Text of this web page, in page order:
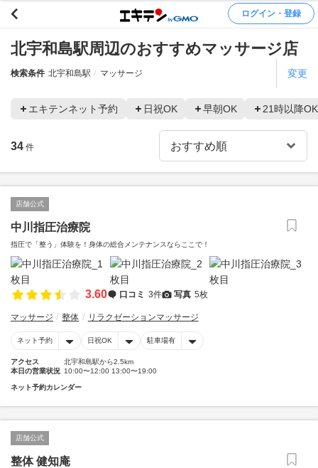
ログイン・登録
北宇和島駅周辺のおすすめマッサージ店
検索条件 北宇和島駅 マッサージ 変更
エキテンネット予約 日祝OK 早朝OK 21時以降OK
34 件
店舗公式
中川指圧治療院
指圧で「整う」体験を！身体の総合メンテナンスならここで！
3.60 口コミ 3件 写真 5枚
マッサージ 整体 リラクゼーションマッサージ
ネット予約 日祝OK 駐車場有
アクセス
北宇和島駅から2.5km
本日の営業状況 10:00〜12:00 13:00〜19:00
ネット予約カレンダー
店舗公式
整体 健知庵